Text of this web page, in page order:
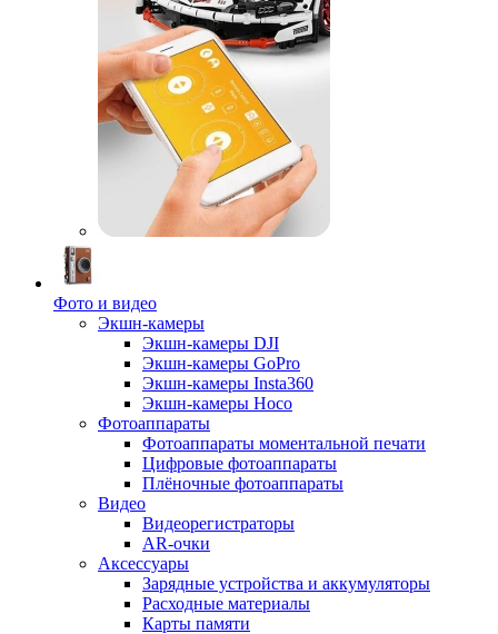
Фото и видео
Экшн-камеры
Экшн-камеры DJI
Экшн-камеры GoPro
Экшн-камеры Insta360
Экшн-камеры Hoco
Фотоаппараты
Фотоаппараты моментальной печати
Цифровые фотоаппараты
Плёночные фотоаппараты
Видео
Видеорегистраторы
AR-очки
Аксессуары
Зарядные устройства и аккумуляторы
Расходные материалы
Карты памяти